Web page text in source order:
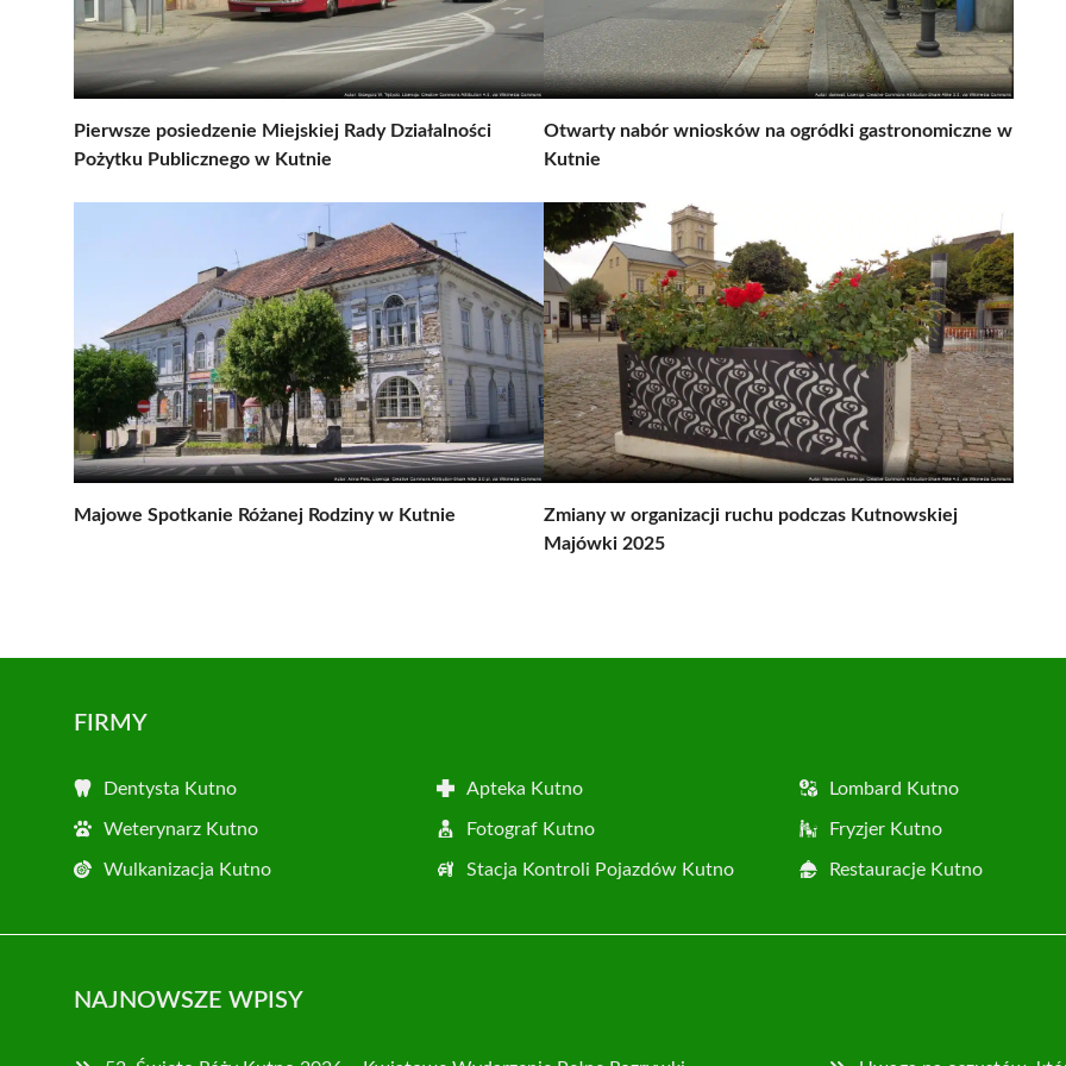
Pierwsze posiedzenie Miejskiej Rady Działalności
Pożytku Publicznego w Kutnie
Otwarty nabór wniosków na ogródki gastronomiczne w
Kutnie
Majowe Spotkanie Różanej Rodziny w Kutnie
Zmiany w organizacji ruchu podczas Kutnowskiej
Majówki 2025
FIRMY
Dentysta Kutno Apteka Kutno Lombard Kutno
Weterynarz Kutno Fotograf Kutno Fryzjer Kutno
Wulkanizacja Kutno Stacja Kontroli Pojazdów Kutno Restauracje Kutno
NAJNOWSZE WPISY